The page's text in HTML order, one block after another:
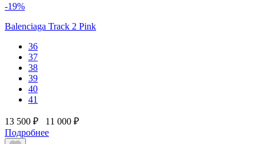
-19%
Balenciaga Track 2 Pink
36
37
38
39
40
41
13 500 ₽
11 000 ₽
Подробнее